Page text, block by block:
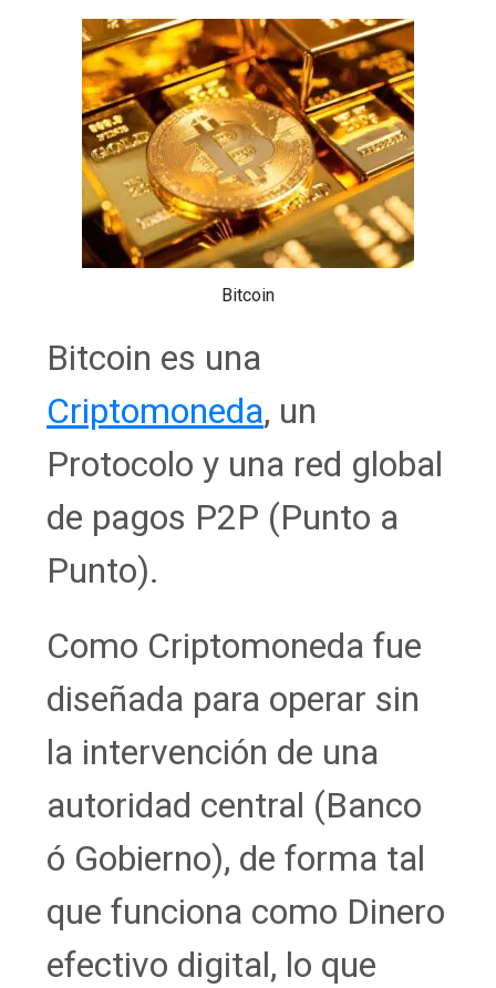
Bitcoin
Bitcoin es una
Criptomoneda, un
Protocolo y una red global
de pagos P2P (Punto a
Punto).
Como Criptomoneda fue
diseñada para operar sin
la intervención de una
autoridad central (Banco
ó Gobierno), de forma tal
que funciona como Dinero
efectivo digital, lo que